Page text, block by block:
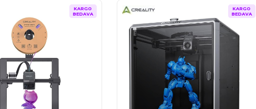
KARGO
BEDAVA
KARGO
BEDAVA